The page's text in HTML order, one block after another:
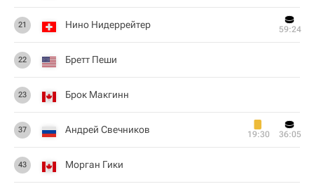
21 Нино Нидеррейтер 59:24
22 Бретт Пеши
23 Брок Макгинн
37 Андрей Свечников 19:30 36:05
43 Морган Гики